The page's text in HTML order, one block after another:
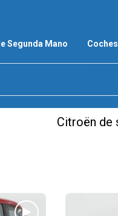
Segunda Mano
Citroën de